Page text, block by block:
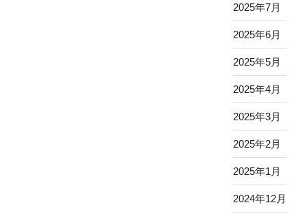
2025年7月
2025年6月
2025年5月
2025年4月
2025年3月
2025年2月
2025年1月
2024年12月